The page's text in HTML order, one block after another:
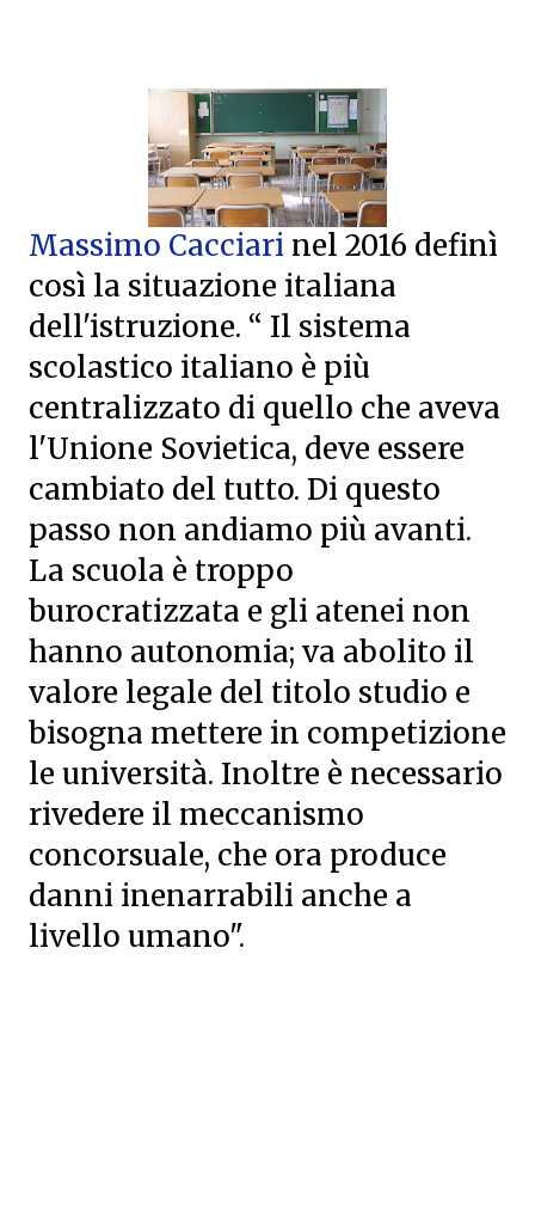
Massimo Cacciari nel 2016 definì
così la situazione italiana
dell'istruzione. “ Il sistema
scolastico italiano è più
centralizzato di quello che aveva
l'Unione Sovietica, deve essere
cambiato del tutto. Di questo
passo non andiamo più avanti.
La scuola è troppo
burocratizzata e gli atenei non
hanno autonomia; va abolito il
valore legale del titolo studio e
bisogna mettere in competizione
le università. Inoltre è necessario
rivedere il meccanismo
concorsuale, che ora produce
danni inenarrabili anche a
livello umano".